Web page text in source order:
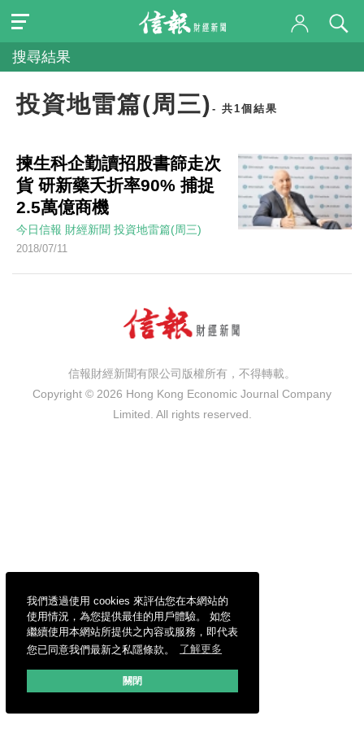
我們透過使用 cookies 來評估您在本網站的
使用情況，為您提供最佳的用戶體驗。 如您
繼續使用本網站所提供之內容或服務，即代表
您已同意我們最新之私隱條款。
了解更多
關閉
搜尋結果
投資地雷篇(周三) - 共1個結果
揀生科企勤讀招股書篩走次
貨 研新藥夭折率90% 捕捉
2.5萬億商機
今日信報 財經新聞 投資地雷篇(周三)
2018/07/11
信報財經新聞有限公司版權所有，不得轉載。
Copyright © 2026 Hong Kong Economic Journal Company
Limited. All rights reserved.